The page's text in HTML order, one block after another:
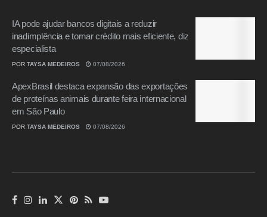
IA pode ajudar bancos digitais a reduzir
inadimplência e tornar crédito mais eficiente, diz
especialista
POR TAYSA MEDEIROS 07/08/2026
ApexBrasil destaca expansão das exportações
de proteínas animais durante feira internacional
em São Paulo
POR TAYSA MEDEIROS 07/08/2026